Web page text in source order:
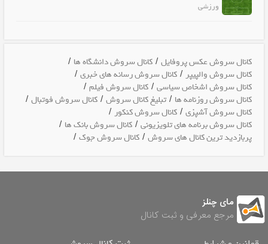
ورزشی
کانال سروش عکس پروفایل /کانال سروش دانشگاه ها /
کانال سروش والپیپر /کانال سروش رسانه های خبری /
کانال سروش اشخاص سیاسی /کانال سروش فیلم /
کانال سروش روزنامه ها /تبلیغ کانال سروش /کانال سروش فوتبال /
کانال سروش آشپزی /کانال سروش کنکور /
کانال سروش برنامه های تلویزیونی /کانال سروش بانک ها /
پربازدید ترین کانال های سروش /کانال سروش جوک /
مای چنلز
مرجع معرفی و ثبت کانال